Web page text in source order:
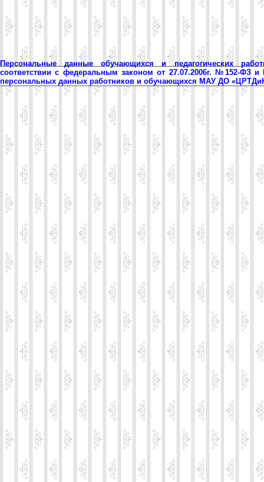
Персональные данные обучающихся и педагогических
соответствии с федеральным законом от 27.07.2006г. №152-ФЗ
персональных данных работников и обучающихся МАУ ДО